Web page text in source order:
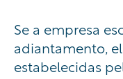
Se a empresa
adiantamento,
estabelecidas